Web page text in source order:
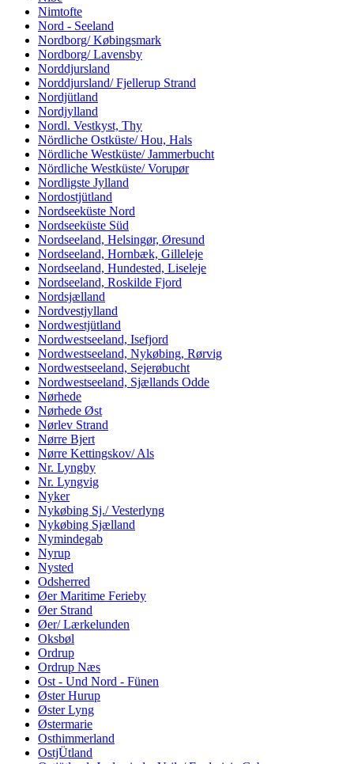
Nimtofte
Nord - Seeland
Nordborg/ Købingsmark
Nordborg/ Lavensby
Norddjursland
Norddjursland/ Fjellerup Strand
Nordjütland
Nordjylland
Nordl. Vestkyst, Thy
Nördliche Ostküste/ Hou, Hals
Nördliche Westküste/ Jammerbucht
Nördliche Westküste/ Vorupør
Nordligste Jylland
Nordostjütland
Nordseeküste Nord
Nordseeküste Süd
Nordseeland, Helsingør, Øresund
Nordseeland, Hornbæk, Gilleleje
Nordseeland, Hundested, Liseleje
Nordseeland, Roskilde Fjord
Nordsjælland
Nordvestjylland
Nordwestjütland
Nordwestseeland, Isefjord
Nordwestseeland, Nykøbing, Rørvig
Nordwestseeland, Sejerøbucht
Nordwestseeland, Sjællands Odde
Nørhede
Nørhede Øst
Nørlev Strand
Nørre Bjert
Nørre Kettingskov/ Als
Nr. Lyngby
Nr. Lyngvig
Nyker
Nykøbing Sj./ Vesterlyng
Nykøbing Sjælland
Nymindegab
Nyrup
Nysted
Odsherred
Øer Maritime Ferieby
Øer Strand
Øer/ Lærkelunden
Oksbøl
Ordrup
Ordrup Næs
Ost - Und Nord - Fünen
Øster Hurup
Øster Lyng
Østermarie
Osthimmerland
OstjÜtland